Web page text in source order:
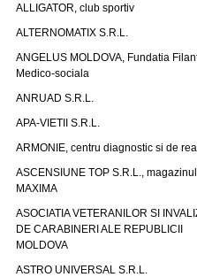
ALLIGATOR, club sportiv
ALTERNOMATIX S.R.L.
ANGELUS MOLDOVA, Fundatia
Medico-sociala
ANRUAD S.R.L.
APA-VIETII S.R.L.
ARMONIE, centru diagnostic si de
ASCENSIUNE TOP S.R.L., magazinul
MAXIMA
ASOCIATIA VETERANILOR SI
DE CARABINERI ALE REPUBLICII
MOLDOVA
ASTRO UNIVERSAL S.R.L.